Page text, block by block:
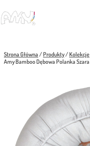
do
treści
Strona Główna /Produkty/Kolekcje
Amy Bamboo Dębowa Polanka Szara